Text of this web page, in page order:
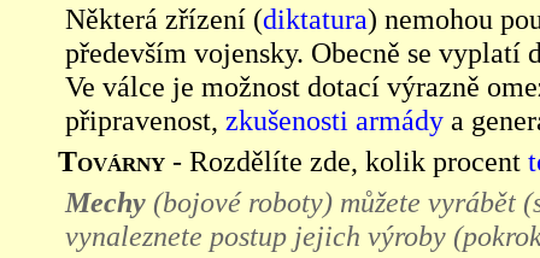
Některá zřízení (diktatura) nemohou
především vojensky. Obecně se
Ve válce je možnost dotací výrazně
připravenost, zkušenosti armády a
Továrny - Rozdělíte zde, kolik procent
Mechy (bojové roboty) můžete vyrábět
vynaleznete postup jejich výroby